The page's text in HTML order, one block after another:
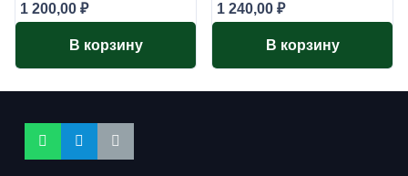
1 200,00 ₽
В корзину
1 240,00 ₽
В корзину